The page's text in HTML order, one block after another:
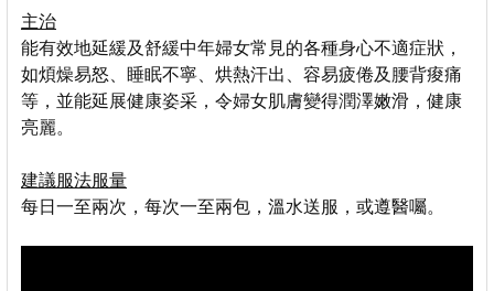
主治
能有效地延緩及舒緩中年婦女常見的各種身心不適症狀，
如煩燥易怒、睡眠不寧、烘熱汗出、容易疲倦及腰背痠痛
等，並能延展健康姿采，令婦女肌膚變得潤澤嫩滑，健康
亮麗。
建議服法服量
每日一至兩次，每次一至兩包，溫水送服，或遵醫囑。